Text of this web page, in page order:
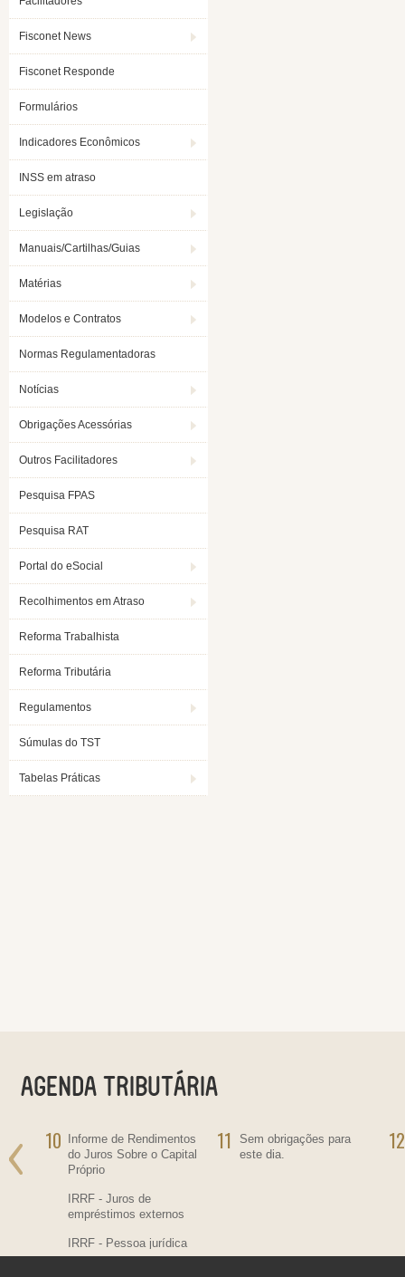
Fisconet News
Fisconet Responde
Formulários
Indicadores Econômicos
INSS em atraso
Legislação
Manuais/Cartilhas/Guias
Matérias
Modelos e Contratos
Normas Regulamentadoras
Notícias
Obrigações Acessórias
Outros Facilitadores
Pesquisa FPAS
Pesquisa RAT
Portal do eSocial
Recolhimentos em Atraso
Reforma Trabalhista
Reforma Tributária
Regulamentos
Súmulas do TST
Tabelas Práticas
10
Informe de Rendimentos
do Juros Sobre o Capital
Próprio
IRRF - Juros de
empréstimos externos
IRRF - Pessoa jurídica
residente no País,
11
Sem obrigações para
este dia.
12